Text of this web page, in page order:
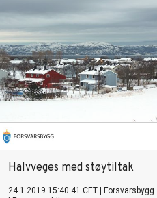
Halvveges med støytiltak
24.1.2019 15:40:41 CET
Forsvarsbygg